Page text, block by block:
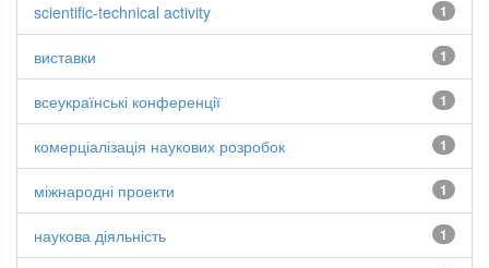
1
scientific-technical activity
1
виставки
1
всеукраїнські конференції
1
комерціалізація наукових розробок
1
міжнародні проекти
1
наукова діяльність